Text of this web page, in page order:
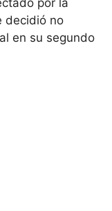
decidió no
en su segundo